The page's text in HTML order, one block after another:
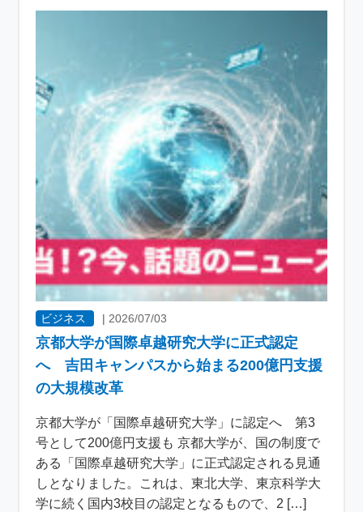
ビジネス |2026/07/03
京都大学が国際卓越研究大学に正式認定
へ 吉田キャンパスから始まる200億円支援
の大規模改革
京都大学が「国際卓越研究大学」に認定へ 第3
号として200億円支援も 京都大学が、国の制度で
ある「国際卓越研究大学」に正式認定される見通
しとなりました。これは、東北大学、東京科学大
学に続く国内3校目の認定となるもので、2 […]